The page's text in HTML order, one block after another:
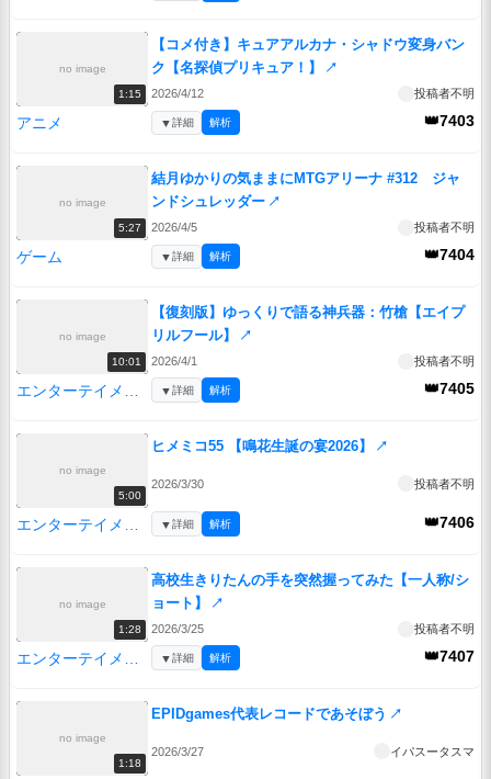
no image
1:15
【コメ付き】キュアアルカナ・シャドウ変身バン
ク【名探偵プリキュア！】
↗
2026/4/12 投稿者不明
アニメ 👑7403
▼詳細 解析
no image
5:27
結月ゆかりの気ままにMTGアリーナ #312 ジャ
ンドシュレッダー ↗
2026/4/5 投稿者不明
ゲーム 👑7404
▼詳細 解析
no image
10:01
【復刻版】ゆっくりで語る神兵器：竹槍【エイプ
リルフール】
↗
2026/4/1 投稿者不明
👑7405
▼詳細 解析
no image
5:00
ヒメミコ55 【鳴花生誕の宴2026】 ↗
2026/3/30 投稿者不明
👑7406
▼詳細 解析
no image
1:28
高校生きりたんの手を突然握ってみた【一人称/シ
ョート】
↗
2026/3/25 投稿者不明
👑7407
▼詳細 解析
no image
1:18
EPIDgames代表レコードであそぼう ↗
2026/3/27 イパスータスマ